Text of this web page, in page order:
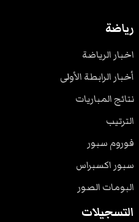
رياضة
اخبار الرياضة
أخبار الرابطة الأولى
نتائج المباريات
الترتيب
فوروم سبور
سبور اكسبراس
البومات الصور
التسجيلات